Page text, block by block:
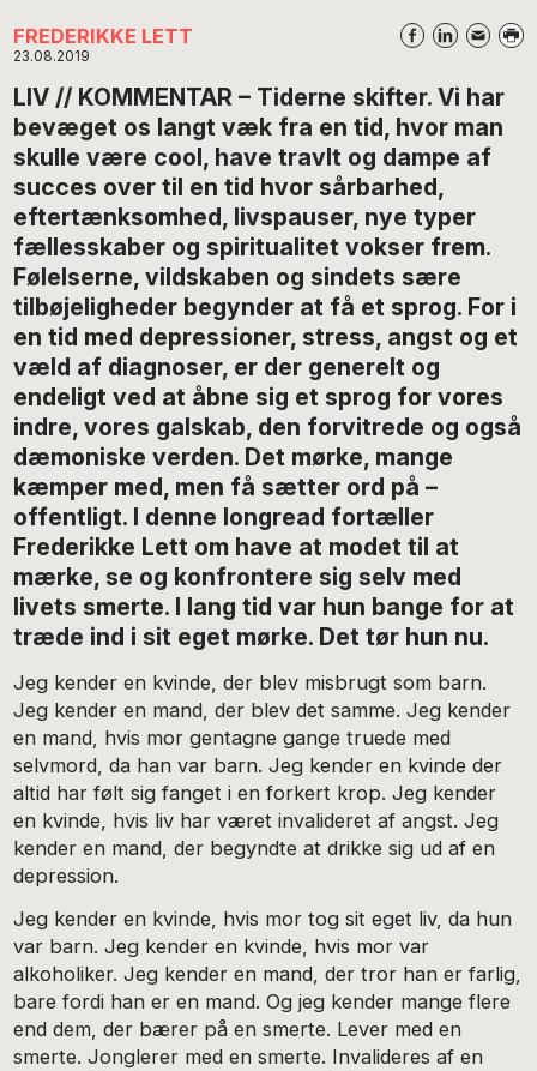
FREDERIKKE LETT
23.08.2019
LIV // KOMMENTAR – Tiderne skifter. Vi har
bevæget os langt væk fra en tid, hvor man
skulle være cool, have travlt og dampe af
succes over til en tid hvor sårbarhed,
eftertænksomhed, livspauser, nye typer
fællesskaber og spiritualitet vokser frem.
Følelserne, vildskaben og sindets sære
tilbøjeligheder begynder at få et sprog. For i
en tid med depressioner, stress, angst og et
væld af diagnoser, er der generelt og
endeligt ved at åbne sig et sprog for vores
indre, vores galskab, den forvitrede og også
dæmoniske verden. Det mørke, mange
kæmper med, men få sætter ord på –
offentligt. I denne longread fortæller
Frederikke Lett om have at modet til at
mærke, se og konfrontere sig selv med
livets smerte. I lang tid var hun bange for at
træde ind i sit eget mørke. Det tør hun nu.
Jeg kender en kvinde, der blev misbrugt som barn.
Jeg kender en mand, der blev det samme. Jeg kender
en mand, hvis mor gentagne gange truede med
selvmord, da han var barn. Jeg kender en kvinde der
altid har følt sig fanget i en forkert krop. Jeg kender
en kvinde, hvis liv har været invalideret af angst. Jeg
kender en mand, der begyndte at drikke sig ud af en
depression.
Jeg kender en kvinde, hvis mor tog sit eget liv, da hun
var barn. Jeg kender en kvinde, hvis mor var
alkoholiker. Jeg kender en mand, der tror han er farlig,
bare fordi han er en mand. Og jeg kender mange flere
end dem, der bærer på en smerte. Lever med en
smerte. Jonglerer med en smerte. Invalideres af en